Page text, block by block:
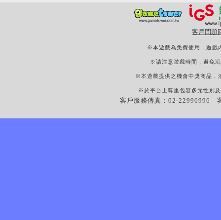
客戶問題
※本遊戲為免費使用，遊戲
※請注意遊戲時間，避免
※本遊戲提供之機會中獎商品，
※於平台上尊重包容多元性別
客戶服務傳真：02-22996996